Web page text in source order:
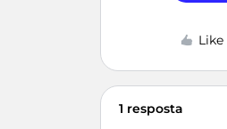
Like
1 resposta